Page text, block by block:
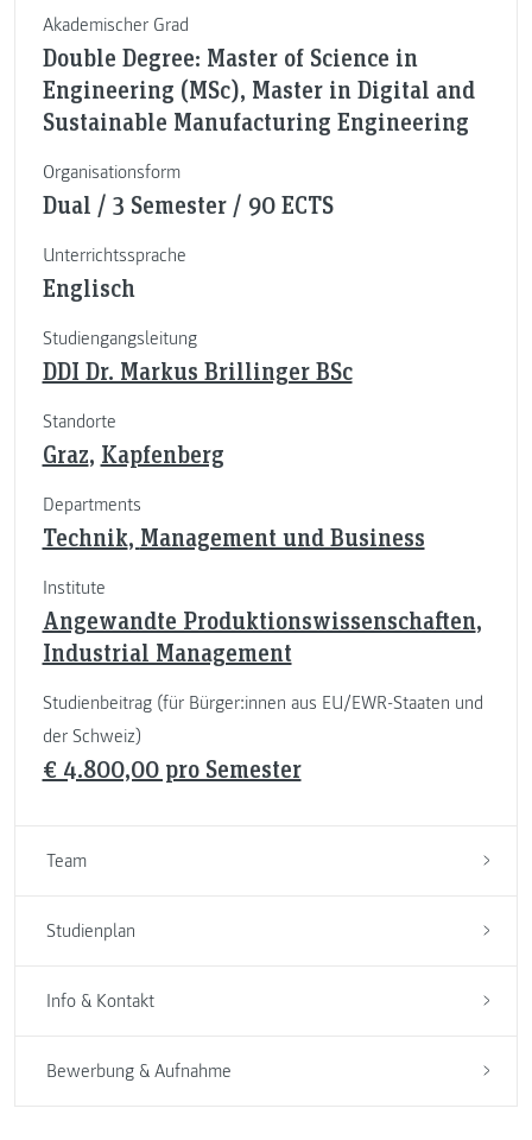
Akademischer Grad
Double Degree: Master of Science in
Engineering (MSc), Master in Digital and
Sustainable Manufacturing Engineering
Organisationsform
Dual / 3 Semester / 90 ECTS
Unterrichtssprache
Englisch
Studiengangsleitung
DDI Dr. Markus Brillinger BSc
Standorte
Graz, Kapfenberg
Departments
Technik, Management und Business
Institute
Angewandte Produktionswissenschaften,
Industrial Management
Studienbeitrag (für Bürger:innen aus EU/EWR-Staaten und
der Schweiz)
€ 4.800,00 pro Semester
Team
Studienplan
Info & Kontakt
Bewerbung & Aufnahme